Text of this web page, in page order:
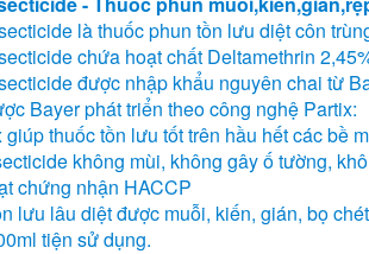
là thuốc phun tồn lưu diệt côn
chứa hoạt chất Deltamethrin
được nhập khẩu nguyên chai từ
Bayer phát triển theo công nghệ Partix:
thuốc tồn lưu tốt trên hầu hết các bề
không mùi, không gây ố tường,
chứng nhận HACCP
lưu lâu diệt được muỗi, kiến, gián, bọ
tiện sử dụng.